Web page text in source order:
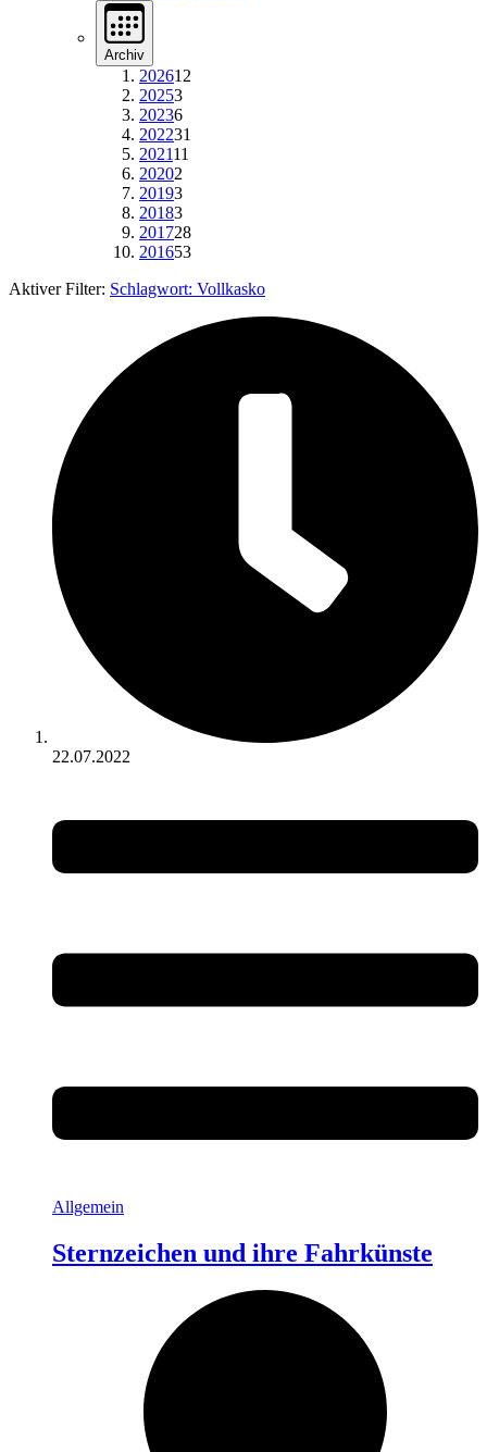
Archiv
202612
20253
20236
202231
202111
20202
20193
20183
201728
201653
Aktiver Filter: Schlagwort: Vollkasko
22.07.2022
Allgemein
Sternzeichen und ihre Fahrkünste